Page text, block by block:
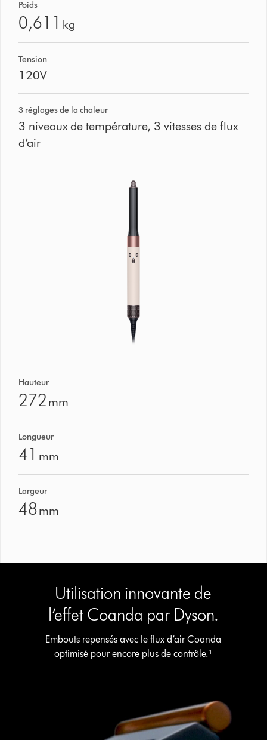
Poids
0,611 kg
Tension
120V
3 réglages de la chaleur
3 niveaux de température, 3 vitesses de flux
d’air
Hauteur
272 mm
Longueur
41 mm
Largeur
48mm
Afficher
vidéo
Utilisation innovante de
l’effet Coanda par Dyson.
Embouts repensés avec le flux d’air Coanda
optimisé pour encore plus de contrôle.¹